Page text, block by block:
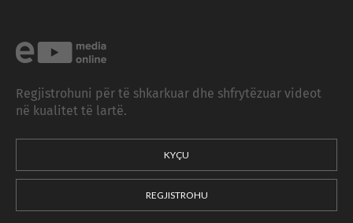
Regjistrohuni për të shkarkuar dhe shfrytëzuar videot
në kualitet të lartë.
KYÇU
REGJISTROHU